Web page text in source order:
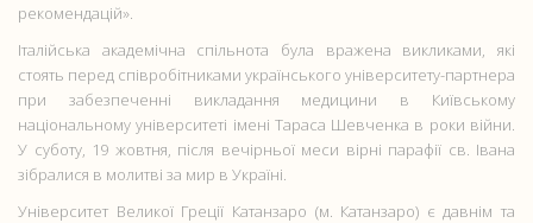
рекомендацій».
Італійська академічна спільнота була вражена викликами, які
стоять перед співробітниками українського університету-партнера
при забезпеченні викладання медицини в Київському
національному університеті імені Тараса Шевченка в роки війни.
У суботу, 19 жовтня, після вечірньої меси вірні парафії св. Івана
зібралися в молитві за мир в Україні.
Університет Великої Греції Катанзаро (м. Катанзаро) є давнім та